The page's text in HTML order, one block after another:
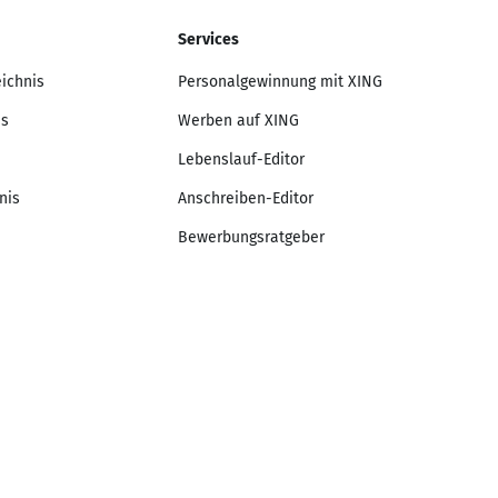
Services
Personalgewinnung mit XING
Werben auf XING
Lebenslauf-Editor
Anschreiben-Editor
Bewerbungsratgeber